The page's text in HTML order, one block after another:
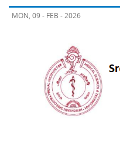
MON, 09 - FEB - 2026